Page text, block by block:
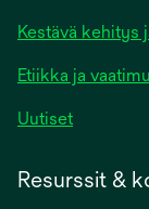
Kestävä kehitys
Etiikka ja
Uutiset
Resurssit &